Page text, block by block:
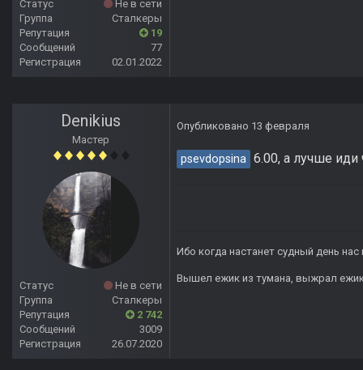
Статус
Не в сети
Группа
Сталкеры
Репутация
19
Сообщений
77
Регистрация
02.01.2022
Denikius
Мастер
Статус
Не в сети
Группа
Сталкеры
Репутация
2 742
Сообщений
3009
Регистрация
26.07.2020
Опубликовано 13 февраля
psevdopsina 6.00, а лучше иди
Ибо когда настанет судный день
Вышел ежик из тумана, выжрал ежик